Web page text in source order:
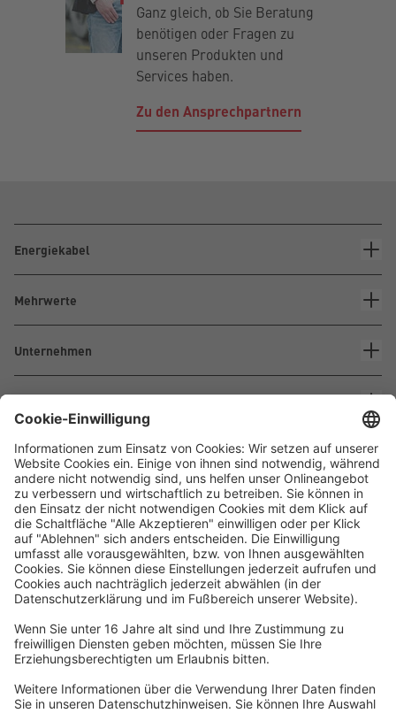
Ganz gleich, ob Sie Beratung
benötigen oder Fragen zu
unseren Produkten und
Services haben.
Zu den Ansprechpartnern
Energiekabel
Mehrwerte
Unternehmen
Waskönig+Walter
Kabel-Werk GmbH u. Co. KG
Ostermoorstraße 77
26683 Saterland
Fax +49 4498 88-900
info[att]waskoenig.de
Folgen Sie uns: